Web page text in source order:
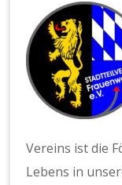
Vereins ist die
Lebens in